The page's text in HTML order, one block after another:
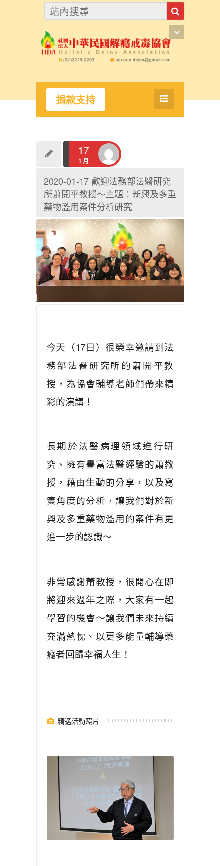
捐款支持
17
1 月
2020-01-17 歡迎法務部法醫研究
所蕭開平教授～主題：新興及多重
藥物濫用案件分析研究
今天（17日）很榮幸邀請到法
務部法醫研究所的蕭開平教
授，為協會輔導老師們帶來精
彩的演講！
長期於法醫病理領域進行研
究、擁有豐富法醫經驗的蕭教
授，藉由生動的分享，以及寫
實角度的分析，讓我們對於新
興及多重藥物濫用的案件有更
進一步的認識～
非常感謝蕭教授，很開心在即
將迎來過年之際，大家有一起
學習的機會～讓我們未來持續
充滿熱忱、以更多能量輔導藥
癮者回歸幸福人生！
精選活動照片